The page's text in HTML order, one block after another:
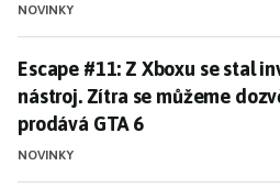
NOVINKY
Escape #11: Z Xboxu se stal
Escape #11: Z Xboxu se stal
nástroj. Zítra se můžeme
prodává GTA 6
NOVINKY